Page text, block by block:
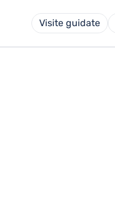
Visite guidate